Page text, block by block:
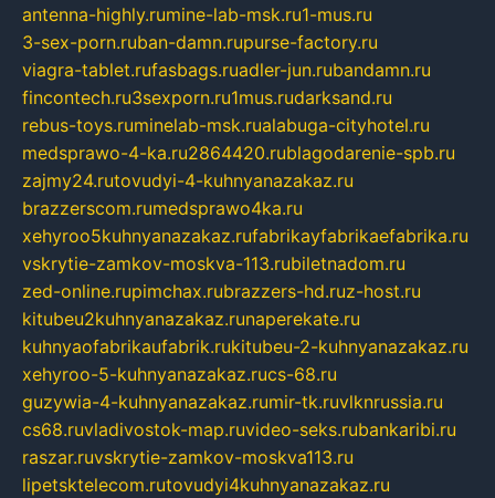
antenna-highly.rumine-lab-msk.ru1-mus.ru
3-sex-porn.ruban-damn.rupurse-factory.ru
viagra-tablet.rufasbags.ruadler-jun.rubandamn.ru
fincontech.ru3sexporn.ru1mus.rudarksand.ru
rebus-toys.ruminelab-msk.rualabuga-cityhotel.ru
medsprawo-4-ka.ru2864420.rublagodarenie-spb.ru
zajmy24.rutovudyi-4-kuhnyanazakaz.ru
brazzerscom.rumedsprawo4ka.ru
xehyroo5kuhnyanazakaz.rufabrikayfabrikaefabrika.ru
vskrytie-zamkov-moskva-113.rubiletnadom.ru
zed-online.rupimchax.rubrazzers-hd.ruz-host.ru
kitubeu2kuhnyanazakaz.runaperekate.ru
kuhnyaofabrikaufabrik.rukitubeu-2-kuhnyanazakaz.ru
xehyroo-5-kuhnyanazakaz.rucs-68.ru
guzywia-4-kuhnyanazakaz.rumir-tk.ruvlknrussia.ru
cs68.ruvladivostok-map.ruvideo-seks.rubankaribi.ru
raszar.ruvskrytie-zamkov-moskva113.ru
lipetsktelecom.rutovudyi4kuhnyanazakaz.ru